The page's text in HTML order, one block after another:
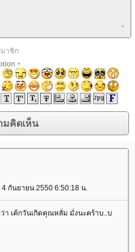
มาชิก
+
กันยายน 2550 6:50:18 น.
เค้กวันเกิดคุณหลั่ม มั่งนะคร้าบ..บ